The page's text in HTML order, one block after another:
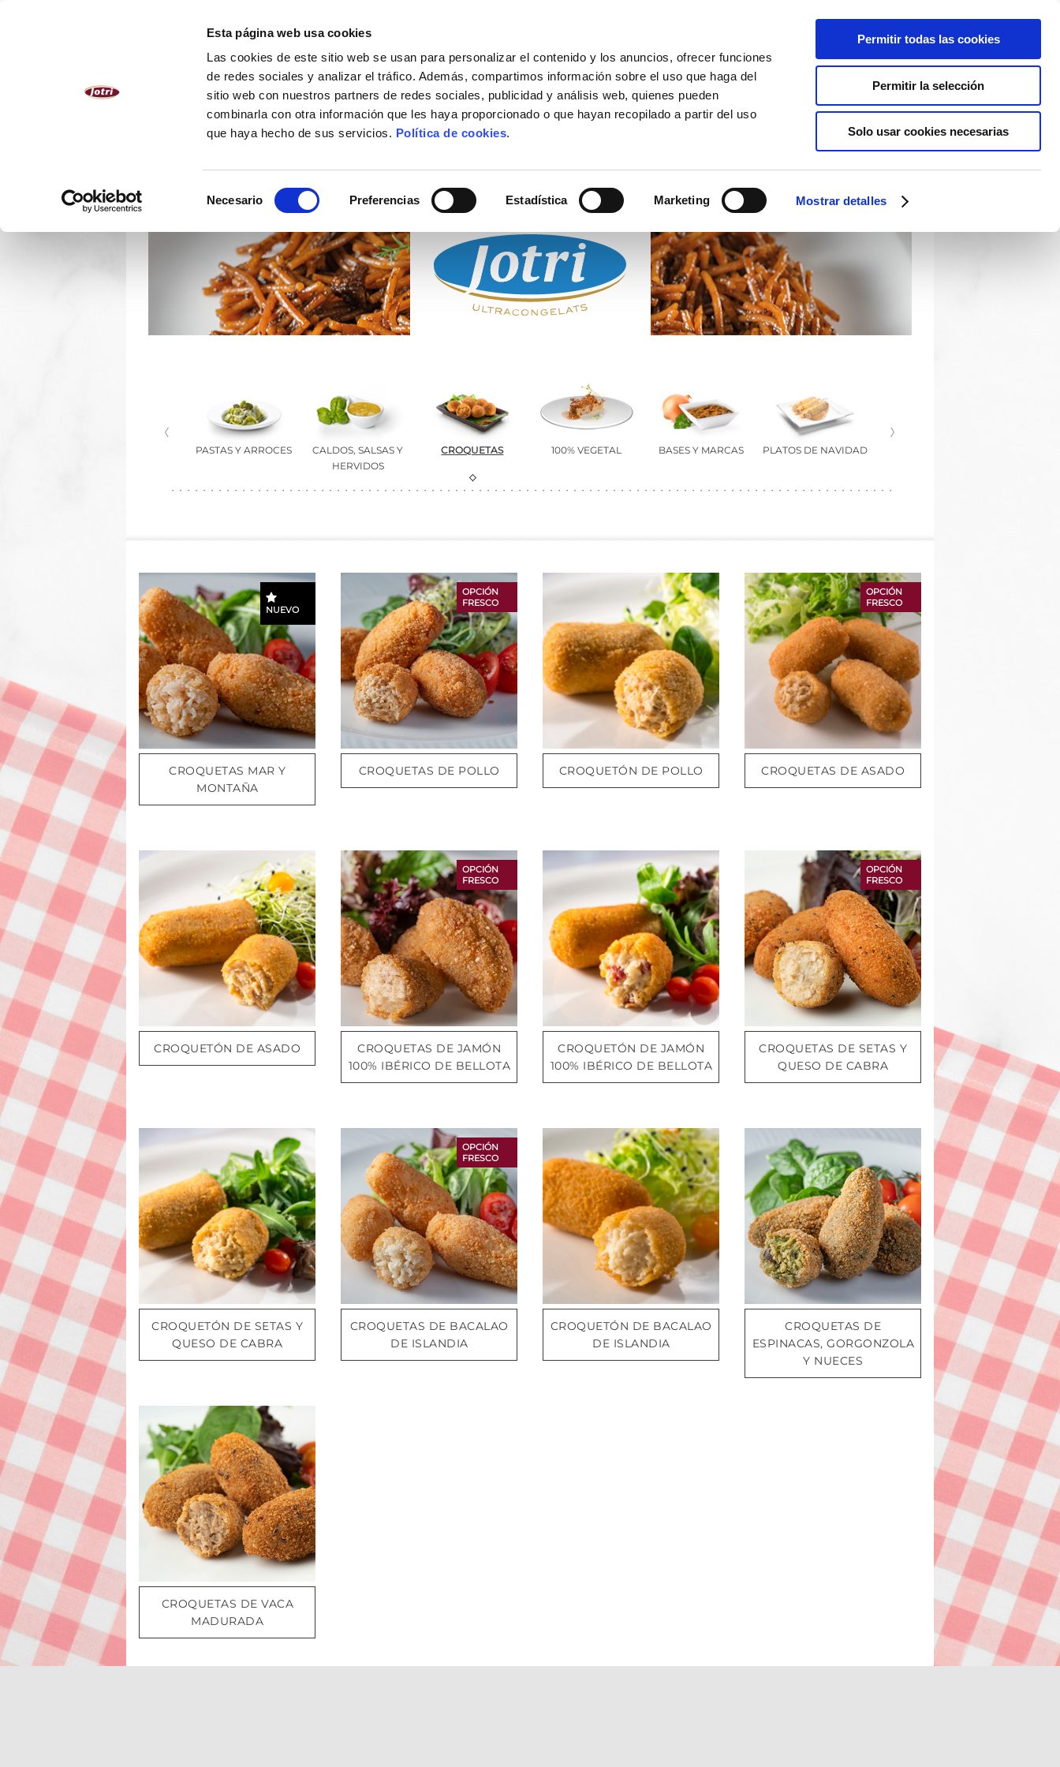
Esta página web usa cookies
Las cookies de este sitio web se usan para personalizar el contenido y los anuncios, ofrecer funciones
de redes sociales y analizar el tráfico. Además, compartimos información sobre el uso que haga del
sitio web con nuestros partners de redes sociales, publicidad y análisis web, quienes pueden
combinarla con otra información que les haya proporcionado o que hayan recopilado a partir del uso
que haya hecho de sus servicios. Política de cookies.
Necesario Preferencias Estadística Marketing Mostrar detalles
Permitir todas las cookies
Permitir la selección
Solo usar cookies necesarias
NOSOTROS PRODUCTOS ACTUALIDAD DÓNDE COMPRAR CONTACTO
PRODUCTOS
CONGELADOS
PASTAS Y ARROCES
CALDOS, SALSAS Y
HERVIDOS
CROQUETAS 100% VEGETAL BASES Y MARCAS PLATOS DE NAVIDAD
CROQUETAS MAR Y
MONTAÑA
NUEVO
CROQUETAS DE POLLO
OPCIÓN
FRESCO
CROQUETÓN DE POLLO CROQUETAS DE ASADO
OPCIÓN
FRESCO
CROQUETÓN DE ASADO
CROQUETAS DE JAMÓN
100% IBÉRICO DE BELLOTA
OPCIÓN
FRESCO
CROQUETÓN DE JAMÓN
100% IBÉRICO DE BELLOTA
CROQUETAS DE SETAS Y
QUESO DE CABRA
OPCIÓN
FRESCO
CROQUETÓN DE SETAS Y
QUESO DE CABRA
CROQUETAS DE BACALAO
DE ISLANDIA
OPCIÓN
FRESCO
CROQUETÓN DE BACALAO
DE ISLANDIA
CROQUETAS DE
ESPINACAS, GORGONZOLA
Y NUECES
CROQUETAS DE VACA
MADURADA